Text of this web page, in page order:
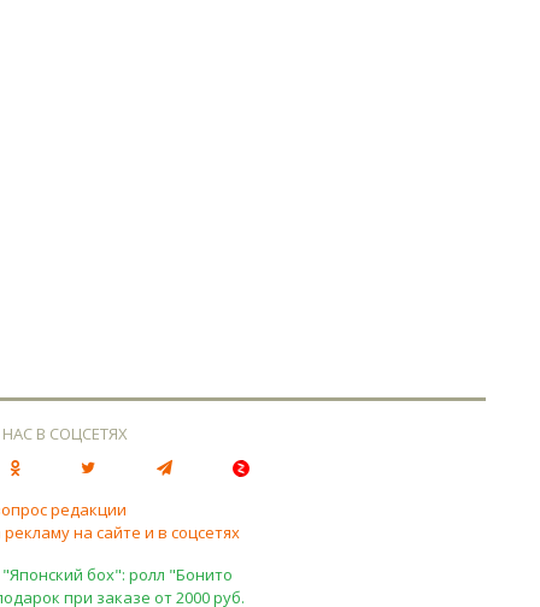
В СОЦСЕТЯХ
редакции
на сайте и в соцсетях
бох": ролл "Бонито
при заказе от 2000 руб.